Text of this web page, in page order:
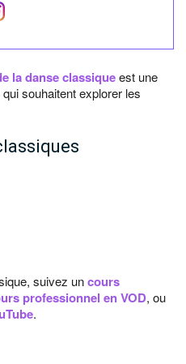
la danse classiqueest une
souhaitent explorer les
suivez uncours
professionnel en VOD, ou
.